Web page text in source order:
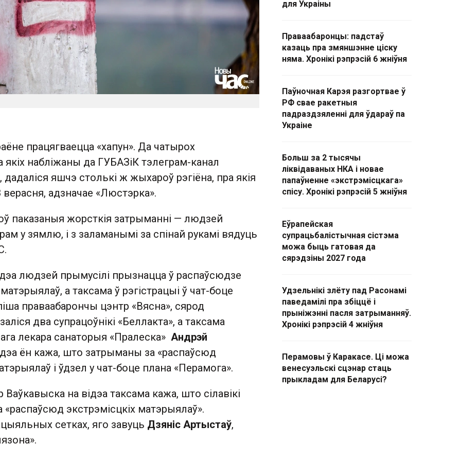
працягваецца «хапун». Да чатырох
набліжаны да ГУБАЗіК тэлеграм-канал
дадаліся яшчэ столькі ж жыхароў рэгіёна, пра якія
адзначае «Люстэрка».
паказаныя жорсткія затрыманні — людзей
у зямлю, і з заламанымі за спінай рукамі вядуць
людзей прымусілі прызнацца ў распаўсюдзе
а таксама ў рэгістрацыі ў чат-боце
праваабарончы цэнтр «Вясна», сярод
два супрацоўнікі «Беллакта», а таксама
лекара санаторыя «Пралеска» Андрэй
ён кажа, што затрыманы за «распаўсюд
і ўдзел у чат-боце плана «Перамога».
на відэа таксама кажа, што сілавікі
«распаўсюд экстрэмісцкіх матэрыялаў».
сетках, яго завуць Дзяніс Артыстаў,
для Украіны
Праваабаронцы: падстаў
казаць пра змяншэнне ціску
няма. Хронікі рэпрэсій 6 жніўня
Паўночная Карэя разгортвае ў
РФ свае ракетныя
падраздзяленні для ўдараў па
Украіне
Больш за 2 тысячы
ліквідаваных НКА і новае
папаўненне «экстрэмісцкага»
спісу. Хронікі рэпрэсій 5 жніўня
Еўрапейская
супрацьбалістычная сістэма
можа быць гатовая да
сярэдзіны 2027 года
Удзельнікі злёту пад Расонамі
паведамілі пра збіццё і
прыніжэнні пасля затрыманняў.
Хронікі рэпрэсій 4 жніўня
Перамовы ў Каракасе. Ці можа
венесуэльскі сцэнар стаць
прыкладам для Беларусі?